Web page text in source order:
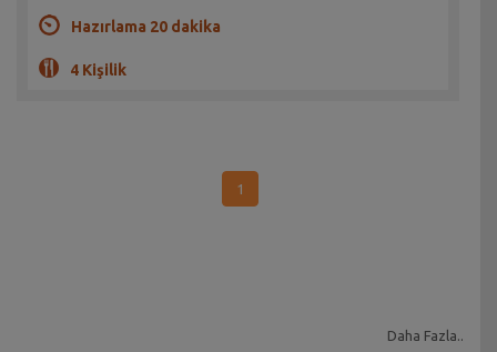
Hazırlama 20 dakika
4 Kişilik
1
Daha Fazla..